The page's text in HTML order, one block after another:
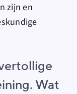
zijn en
Wat